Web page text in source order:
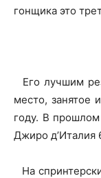
гонщика это
Его лучшим
место,
году. В
Джиро д’Италия
На